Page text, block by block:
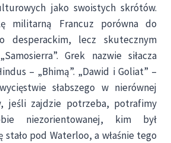
jako swoistych skrótów.
militarną Francuz porówna do
desperackim, lecz skutecznym
Grek nazwie siłacza
– „Bhimą”. „Dawid i Goliat” –
słabszego w nierównej
jeśli zajdzie potrzeba, potrafimy
niezorientowanej, kim był
pod Waterloo, a właśnie tego